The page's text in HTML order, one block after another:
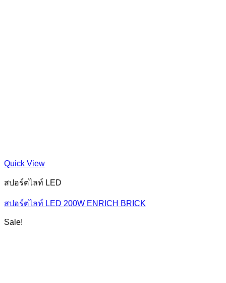
Quick View
สปอร์ตไลท์ LED
สปอร์ตไลท์ LED 200W ENRICH BRICK
Sale!